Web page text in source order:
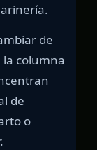
de
la columna
de
o